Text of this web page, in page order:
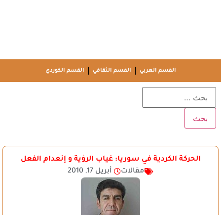
القسم العربي القسم الثقافي القسم الكوردي
الحركة الكردية في سوريا: غياب الرؤية و إنعدام الفعل
مقالات
أبريل 17, 2010